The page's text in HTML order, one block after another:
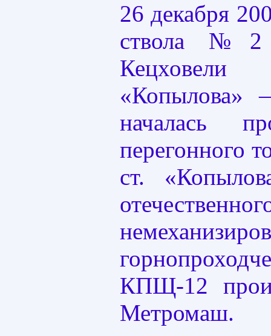
26 декабря
ствола
Кецховели
началась
перегонного
ст.
КПЩ-12
Метромаш.